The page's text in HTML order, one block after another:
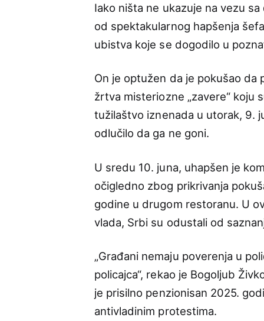
Iako ništa ne ukazuje na vezu
od spektakularnog hapšenja
ubistva koje se dogodilo u
On je optužen da je pokušao da
žrtva misteriozne „zavere“ koju
tužilaštvo iznenada u utorak, 9.
odlučilo da ga ne goni.
U sredu 10. juna, uhapšen je
očigledno zbog prikrivanja
godine u drugom restoranu. U
vlada, Srbi su odustali od
„Građani nemaju poverenja u
policajca“, rekao je Bogoljub
je prisilno penzionisan 2025.
antivladinim protestima.